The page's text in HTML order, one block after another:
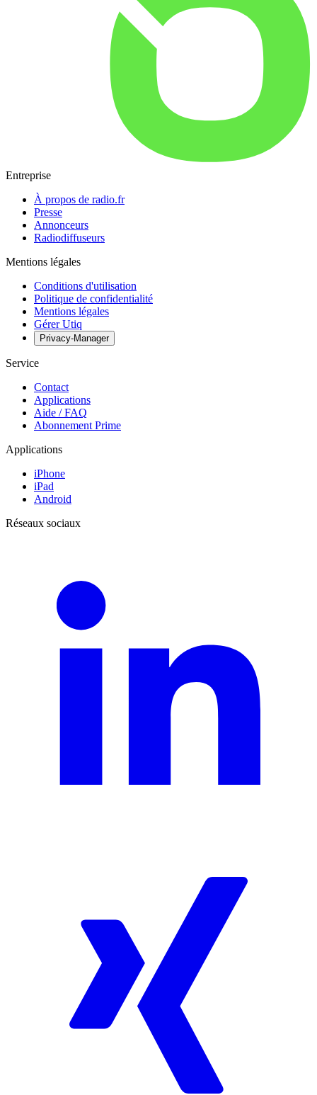
Entreprise
À propos de radio.fr
Presse
Annonceurs
Radiodiffuseurs
Mentions légales
Conditions d'utilisation
Politique de confidentialité
Mentions légales
Gérer Utiq
Privacy-Manager
Service
Contact
Applications
Aide / FAQ
Abonnement Prime
Applications
iPhone
iPad
Android
Réseaux sociaux